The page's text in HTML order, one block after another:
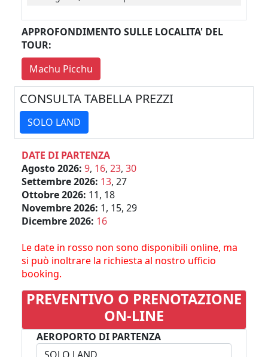
APPROFONDIMENTO SULLE LOCALITA' DEL
TOUR:
Machu Picchu
CONSULTA TABELLA PREZZI
SOLO LAND
DATE DI PARTENZA
Agosto 2026: 9, 16, 23, 30
Settembre 2026: 13, 27
Ottobre 2026: 11, 18
Novembre 2026: 1, 15, 29
Dicembre 2026: 16
Le date in rosso non sono disponibili online, ma
si può inoltrare la richiesta al nostro ufficio
booking.
PREVENTIVO O PRENOTAZIONE
ON-LINE
AEROPORTO DI PARTENZA